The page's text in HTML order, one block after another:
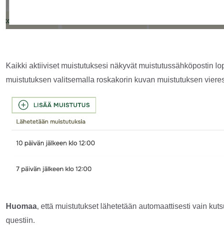
Kaikki aktiiviset muistutuksesi näkyvät muistutussähköpostin
muistutuksen valitsemalla roskakorin kuvan muistutuksen
Huomaa, että muistutukset lähetetään automaattisesti vain
questiin.